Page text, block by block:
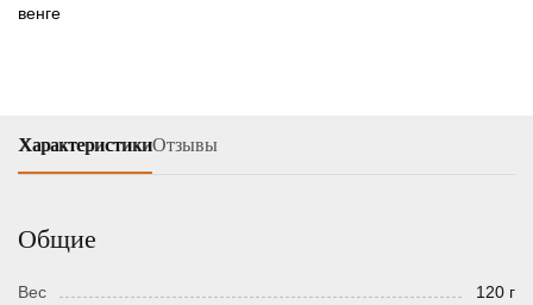
венге
ХарактеристикиОтзывы
Общие
Вес 120 г